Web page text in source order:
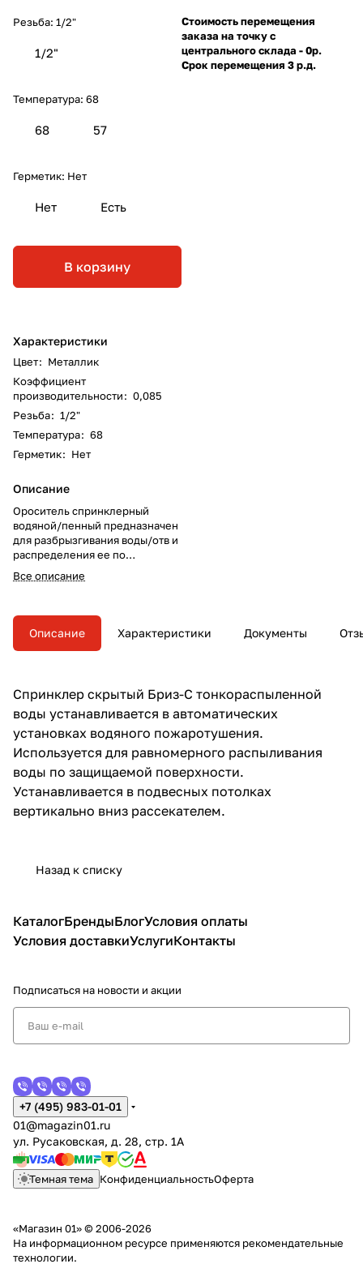
Резьба: 1/2"
1/2"
Температура: 68
68 57
Герметик: Нет
Нет Есть
В корзину
Характеристики
Цвет: Металлик
Коэффициент
производительности: 0,085
Резьба: 1/2"
Температура: 68
Герметик: Нет
Описание
Ороситель спринклерный
водяной/пенный предназначен
для разбрызгивания воды/отв и
распределения ее по
защищаемой площади с целью
тушения очагов пожара или их
создания водяных завес в
автоматических установках
пожаротушения.
Все описание
Стоимость перемещения
заказа на точку с
центрального склада - 0р.
Срок перемещения 3 р.д.
Описание Характеристики Документы
Спринклер скрытый Бриз-С тонкораспыленной
воды устанавливается в автоматических
установках водяного пожаротушения.
Используется для равномерного распыливания
воды по защищаемой поверхности.
Устанавливается в подвесных потолках
вертикально вниз рассекателем.
Назад к списку
КаталогБрендыБлогУсловия оплаты
Условия доставкиУслугиКонтакты
Подписаться на новости и акции
+7 (495) 983-01-01
01@magazin01.ru
ул. Русаковская, д. 28, стр. 1А
Темная тема КонфиденциальностьОферта
«Магазин 01» © 2006-2026
На информационном ресурсе применяются рекомендательные
технологии.